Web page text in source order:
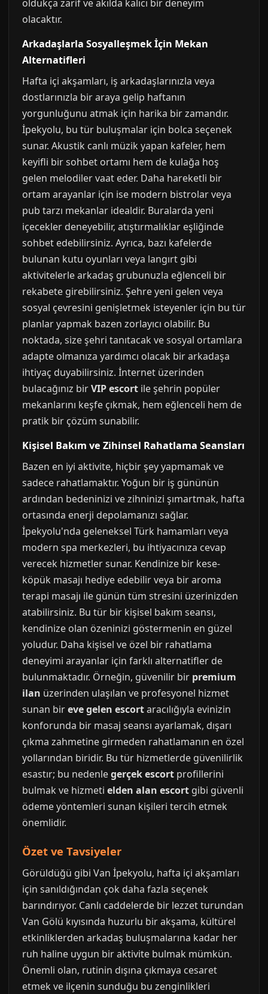
oldukça zarif ve akılda kalıcı bir deneyim
olacaktır.
Arkadaşlarla Sosyalleşmek İçin Mekan
Alternatifleri
Hafta içi akşamları, iş arkadaşlarınızla veya
dostlarınızla bir araya gelip haftanın
yorgunluğunu atmak için harika bir zamandır.
İpekyolu, bu tür buluşmalar için bolca seçenek
sunar. Akustik canlı müzik yapan kafeler, hem
keyifli bir sohbet ortamı hem de kulağa hoş
gelen melodiler vaat eder. Daha hareketli bir
ortam arayanlar için ise modern bistrolar veya
pub tarzı mekanlar idealdir. Buralarda yeni
içecekler deneyebilir, atıştırmalıklar eşliğinde
sohbet edebilirsiniz. Ayrıca, bazı kafelerde
bulunan kutu oyunları veya langırt gibi
aktivitelerle arkadaş grubunuzla eğlenceli bir
rekabete girebilirsiniz. Şehre yeni gelen veya
sosyal çevresini genişletmek isteyenler için bu tür
planlar yapmak bazen zorlayıcı olabilir. Bu
noktada, size şehri tanıtacak ve sosyal ortamlara
adapte olmanıza yardımcı olacak bir arkadaşa
ihtiyaç duyabilirsiniz. İnternet üzerinden
bulacağınız birVIP escort ile şehrin popüler
mekanlarını keşfe çıkmak, hem eğlenceli hem de
pratik bir çözüm sunabilir.
Kişisel Bakım ve Zihinsel Rahatlama Seansları
Bazen en iyi aktivite, hiçbir şey yapmamak ve
sadece rahatlamaktır. Yoğun bir iş gününün
ardından bedeninizi ve zihninizi şımartmak, hafta
ortasında enerji depolamanızı sağlar.
İpekyolu'nda geleneksel Türk hamamları veya
modern spa merkezleri, bu ihtiyacınıza cevap
verecek hizmetler sunar. Kendinize bir kese-
köpük masajı hediye edebilir veya bir aroma
terapi masajı ile günün tüm stresini üzerinizden
atabilirsiniz. Bu tür bir kişisel bakım seansı,
kendinize olan özeninizi göstermenin en güzel
yoludur. Daha kişisel ve özel bir rahatlama
deneyimi arayanlar için farklı alternatifler de
bulunmaktadır. Örneğin, güvenilir bir premium
ilan üzerinden ulaşılan ve profesyonel hizmet
sunan bireve gelen escortaracılığıyla evinizin
konforunda bir masaj seansı ayarlamak, dışarı
çıkma zahmetine girmeden rahatlamanın en özel
yollarından biridir. Bu tür hizmetlerde güvenilirlik
esastır; bu nedenlegerçek escort profillerini
bulmak ve hizmeti elden alan escort gibi güvenli
ödeme yöntemleri sunan kişileri tercih etmek
önemlidir.
Özet ve Tavsiyeler
Görüldüğü gibi Van İpekyolu, hafta içi akşamları
için sanıldığından çok daha fazla seçenek
barındırıyor. Canlı caddelerde bir lezzet turundan
Van Gölü kıyısında huzurlu bir akşama, kültürel
etkinliklerden arkadaş buluşmalarına kadar her
ruh haline uygun bir aktivite bulmak mümkün.
Önemli olan, rutinin dışına çıkmaya cesaret
etmek ve ilçenin sunduğu bu zenginlikleri